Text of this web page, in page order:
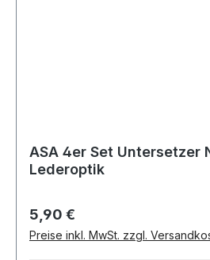
ASA 4er Set Untersetzer
Lederoptik
Regulärer Preis:
5,90 €
Preise inkl. MwSt. zzgl.